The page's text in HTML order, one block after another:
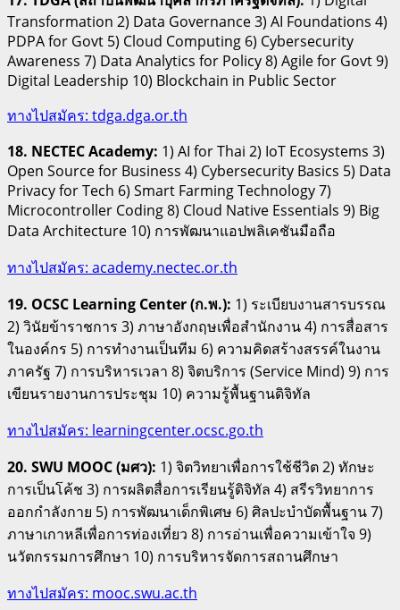
Transformation 2) Data Governance 3) AI Foundations 4)
PDPA for Govt 5) Cloud Computing 6) Cybersecurity
Awareness 7) Data Analytics for Policy 8) Agile for Govt 9)
Digital Leadership 10) Blockchain in Public Sector
ทางไปสมัคร: tdga.dga.or.th
18. NECTEC Academy: 1) AI for Thai 2) IoT Ecosystems 3)
Open Source for Business 4) Cybersecurity Basics 5) Data
Privacy for Tech 6) Smart Farming Technology 7)
Microcontroller Coding 8) Cloud Native Essentials 9) Big
Data Architecture 10) การพัฒนาแอปพลิเคชันมือถือ
ทางไปสมัคร: academy.nectec.or.th
19. OCSC Learning Center (ก.พ.): 1) ระเบียบงานสารบรรณ
2) วินัยข้าราชการ 3) ภาษาอังกฤษเพื่อสำนักงาน 4) การสื่อสาร
ในองค์กร 5) การทำงานเป็นทีม 6) ความคิดสร้างสรรค์ในงาน
ภาครัฐ 7) การบริหารเวลา 8) จิตบริการ (Service Mind) 9) การ
เขียนรายงานการประชุม 10) ความรู้พื้นฐานดิจิทัล
ทางไปสมัคร: learningcenter.ocsc.go.th
20. SWU MOOC (มศว): 1) จิตวิทยาเพื่อการใช้ชีวิต 2) ทักษะ
การเป็นโค้ช 3) การผลิตสื่อการเรียนรู้ดิจิทัล 4) สรีรวิทยาการ
ออกกำลังกาย 5) การพัฒนาเด็กพิเศษ 6) ศิลปะบำบัดพื้นฐาน 7)
ภาษาเกาหลีเพื่อการท่องเที่ยว 8) การอ่านเพื่อความเข้าใจ 9)
นวัตกรรมการศึกษา 10) การบริหารจัดการสถานศึกษา
ทางไปสมัคร: mooc.swu.ac.th